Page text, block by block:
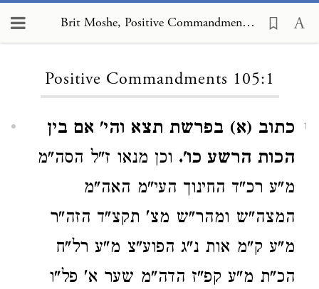
Brit Moshe, Positive Commandments 105:1
Positive Commandments 105:1
1
כתוב (א) בפרשת תצא והי' אם בין
הכות הרשע כו'. וכן מנאו ז"ל הסה"מ
מ"ע רכ"ד החינוך העי"מ האה"מ
המצה"ש ומהר"ש מצ' תקצ"ד הזה"ר
מ"ע ק"מ אות נ"ג הפוע"צ מ"ע רל"ח
הכ"ת מ"ע קפ"ז הדה"מ שער א' פל"ו